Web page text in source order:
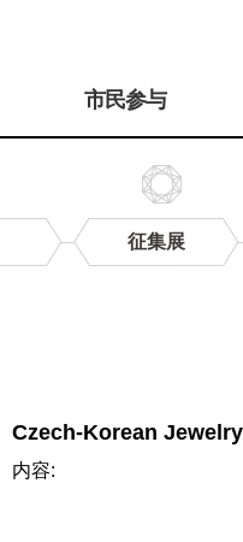
市民参与
征集展
Czech-Korean
内容: